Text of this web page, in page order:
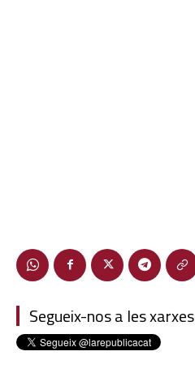
Segueix-nos a les xarxes